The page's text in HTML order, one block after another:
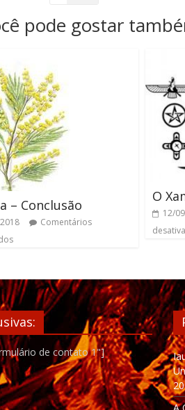
pode gostar
– Conclusão
Comentários
O
12/
de contato 1"]